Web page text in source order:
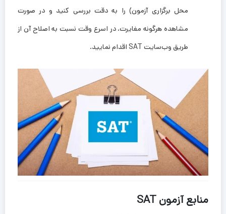
محل برگزاری آزمون) را به دقت بررسی کنید و در صورت
مشاهده هرگونه مغایرت، در اسرع وقت نسبت به اصلاح آن از
طریق وب‌سایت SAT اقدام نمایید.
منابع آزمون SAT